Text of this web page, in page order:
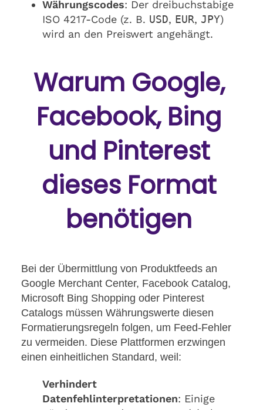
Währungscodes: Der dreibuchstabige
ISO 4217-Code (z. B. USD, EUR, JPY)
wird an den Preiswert angehängt.
Warum Google,
Facebook, Bing
und Pinterest
dieses Format
benötigen
Bei der Übermittlung von Produktfeeds an
Google Merchant Center, Facebook Catalog,
Microsoft Bing Shopping oder Pinterest
Catalogs müssen Währungswerte diesen
Formatierungsregeln folgen, um Feed-Fehler
zu vermeiden. Diese Plattformen erzwingen
einen einheitlichen Standard, weil:
Verhindert
Datenfehlinterpretationen: Einige